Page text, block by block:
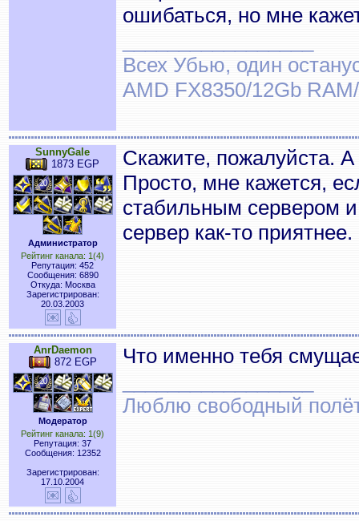
ошибаться, но мне
Всех Убью, один
AMD FX8350/12Gb
SunnyGale
1873 EGP
Администратор
Рейтинг канала: 1(4)
Репутация: 452
Сообщения: 6890
Откуда: Москва
Зарегистрирован:
20.03.2003
Скажите, пожалуйста.
Просто, мне кажется,
стабильным сервером
сервер как-то приятнее.
AnrDaemon
872 EGP
Модератор
Рейтинг канала: 1(9)
Репутация: 37
Сообщения: 12352
Зарегистрирован:
17.10.2004
Что именно тебя
Люблю свободный